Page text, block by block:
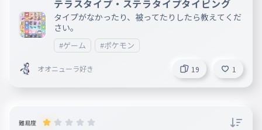
テラスタイプ・ステラタイプタイピング
タイプがなかったり、被ってたりしたら教えてくだ
さい。
#ゲーム #ポケモン
オオニューラ好き 19 1
難易度